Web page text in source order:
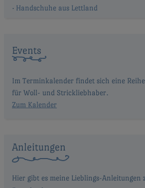
Handschuhe aus Lettland
Events
Im Terminkalender findet sich eine
für Woll- und Strickliebhaber.
Zum Kalender
Anleitungen